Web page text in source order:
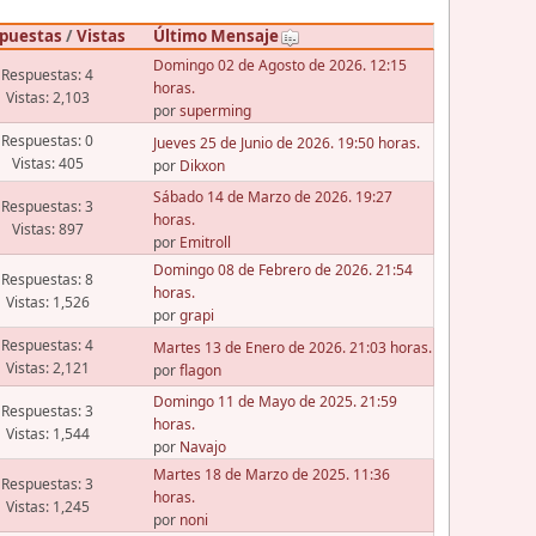
/Vistas Último Mensaje
Respuestas: 4
Vistas: 2,103
Domingo 02 de Agosto de 2026. 12:15
horas.
porsuperming
Respuestas: 0
Vistas: 405
Jueves 25 de Junio de 2026. 19:50 horas.
por Dikxon
Respuestas: 3
Vistas: 897
Sábado 14 de Marzo de 2026. 19:27
horas.
por Emitroll
Respuestas: 8
Vistas: 1,526
Domingo 08 de Febrero de 2026. 21:54
horas.
porgrapi
Respuestas: 4
Vistas: 2,121
Martes 13 de Enero de 2026. 21:03 horas.
porflagon
Respuestas: 3
Vistas: 1,544
Domingo 11 de Mayo de 2025. 21:59
horas.
por Navajo
Respuestas: 3
Vistas: 1,245
Martes 18 de Marzo de 2025. 11:36
horas.
por noni